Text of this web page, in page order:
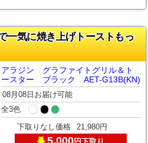
一気に焼き上げトーストもっ
アラジン グラファイトグリル＆ト
ースター ブラック AET-G13B(KN)
08月08日お届け可能
全3色
下取りなし価格 21,980円
5,000